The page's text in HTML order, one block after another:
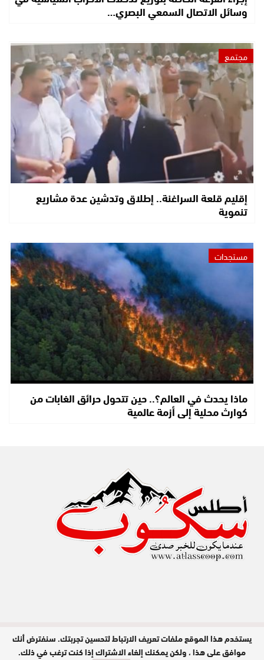
وسائل الاتصال السمعي البصري…
مجتمع
إقليم قلعة السراغنة.. إطلاق وتدشين عدة مشاريع
تنموية
مستجدات
ماذا يحدث في العالم؟.. حين تتحول حرائق الغابات من
كوارث محلية إلى أزمة عالمية
مدير النشر : عبد الله عزي / جميع الحقوق
محفوظة © 2026
يستخدم هذا الموقع ملفات تعريف الارتباط لتحسين تجربتك. سنفترض أنك
موافق على هذا ، ولكن يمكنك إلغاء الاشتراك إذا كنت ترغب في ذلك.